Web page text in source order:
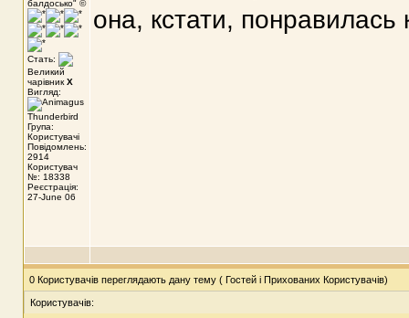
балдосько" ©
Стать:
Великий
чарівник X
Вигляд:
Група:
Користувачі
Повідомлень:
2914
Користувач
№: 18338
Реєстрація:
27-June 06
она, кстати,
0 Користувачів переглядають дану тему ( Гостей і Прихованих Користувачів)
Користувачів: